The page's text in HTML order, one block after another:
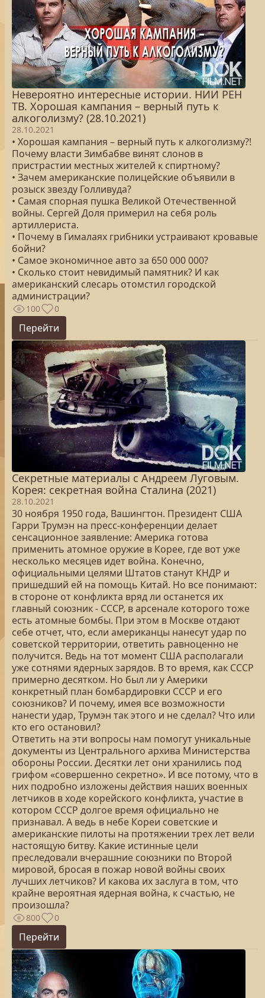
Невероятно интересные истории. НИИ РЕН
ТВ. Хорошая кампания – верный путь к
алкоголизму? (28.10.2021)
28.10.2021
• Хорошая кампания – верный путь к алкоголизму?!
Почему власти Зимбабве винят слонов в
пристрастии местных жителей к спиртному?
• Зачем американские полицейские объявили в
розыск звезду Голливуда?
• Самая спорная пушка Великой Отечественной
войны. Сергей Доля примерил на себя роль
артиллериста.
• Почему в Гималаях грибники устраивают кровавые
бойни?
• Самое экономичное авто за 650 000 000?
• Сколько стоит невидимый памятник? И как
американский слесарь отомстил городской
администрации?
100 0
Перейти
Секретные материалы с Андреем Луговым.
Корея: секретная война Сталина (2021)
28.10.2021
30 ноября 1950 года, Вашингтон. Президент США
Гарри Трумэн на пресс-конференции делает
сенсационное заявление: Америка готова
применить атомное оружие в Корее, где вот уже
несколько месяцев идет война. Конечно,
официальными целями Штатов станут КНДР и
пришедший ей на помощь Китай. Но все понимают:
в стороне от конфликта вряд ли останется их
главный союзник - СССР, в арсенале которого тоже
есть атомные бомбы. При этом в Москве отдают
себе отчет, что, если американцы нанесут удар по
советской территории, ответить равноценно не
получится. Ведь на тот момент США располагали
уже сотнями ядерных зарядов. В то время, как СССР
примерно десятком. Но был ли у Америки
конкретный план бомбардировки СССР и его
союзников? И почему, имея все возможности
нанести удар, Трумэн так этого и не сделал? Что или
кто его остановил?
Ответить на эти вопросы нам помогут уникальные
документы из Центрального архива Министерства
обороны России. Десятки лет они хранились под
грифом «совершенно секретно». И все потому, что в
них подробно изложены действия наших военных
летчиков в ходе корейского конфликта, участие в
котором СССР долгое время официально не
признавал. А ведь в небе Кореи советские и
американские пилоты на протяжении трех лет вели
настоящую битву. Какие истинные цели
преследовали вчерашние союзники по Второй
мировой, бросая в пожар новой войны своих
лучших летчиков? И какова их заслуга в том, что
крайне вероятная ядерная война, к счастью, не
произошла?
800 0
Перейти